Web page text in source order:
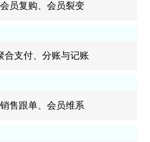
员复购、会员裂变
合支付、分账与记账
售跟单、会员维系